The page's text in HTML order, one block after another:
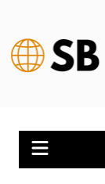
conteúdo